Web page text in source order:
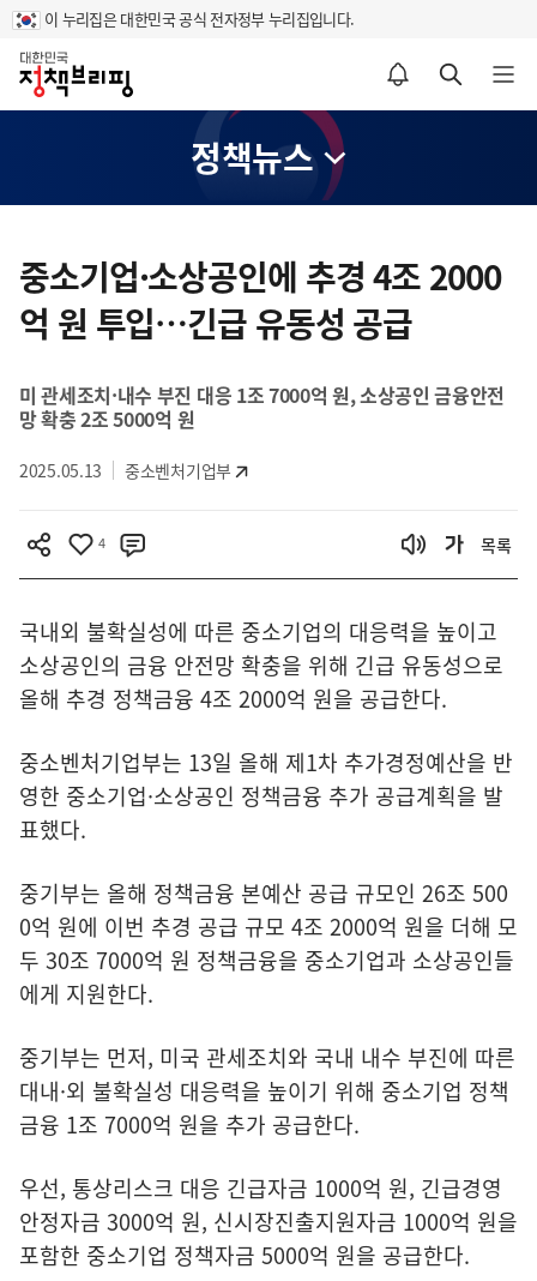
이 누리집은 대한민국 공식 전자정부 누리집입니다.
홈
알림설정 바로가기 검색 바로가기 메뉴 열기
정책뉴스
텐
츠
영
중소기업·소상공인에 추경 4조 2000
억 원 투입…긴급 유동성 공급
미 관세조치·내수 부진 대응 1조 7000억 원, 소상공인 금융안전
망 확충 2조 5000억 원
2025.05.13 중소벤처기업부
4 목록
국내외 불확실성에 따른 중소기업의 대응력을 높이고
소상공인의 금융 안전망 확충을 위해 긴급 유동성으로
올해 추경 정책금융 4조 2000억 원을 공급한다.
중소벤처기업부는 13일 올해 제1차 추가경정예산을 반
영한 중소기업·소상공인 정책금융 추가 공급계획을 발
표했다.
중기부는 올해 정책금융 본예산 공급 규모인 26조 500
0억 원에 이번 추경 공급 규모 4조 2000억 원을 더해 모
두 30조 7000억 원 정책금융을 중소기업과 소상공인들
에게 지원한다.
중기부는 먼저, 미국 관세조치와 국내 내수 부진에 따른
대내·외 불확실성 대응력을 높이기 위해 중소기업 정책
금융 1조 7000억 원을 추가 공급한다.
우선, 통상리스크 대응 긴급자금 1000억 원, 긴급경영
안정자금 3000억 원, 신시장진출지원자금 1000억 원을
포함한 중소기업 정책자금 5000억 원을 공급한다.